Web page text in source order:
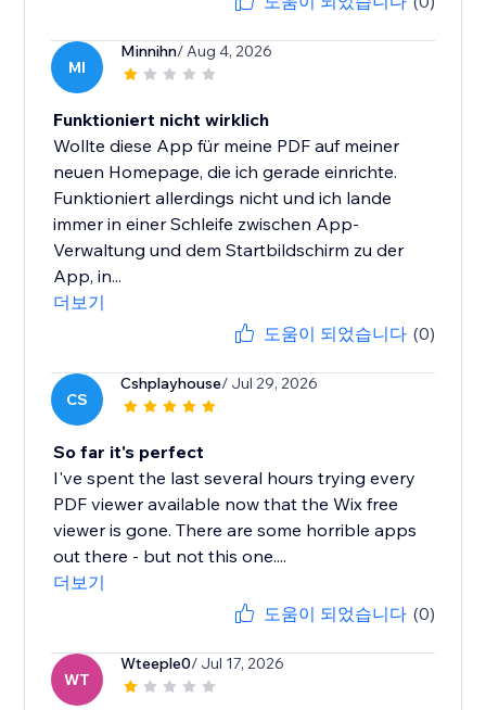
MI
Minnihn/ Aug 4, 2026
Funktioniert nicht wirklich
Wollte diese App für meine PDF auf meiner
neuen Homepage, die ich gerade einrichte.
Funktioniert allerdings nicht und ich lande
immer in einer Schleife zwischen App-
Verwaltung und dem Startbildschirm zu der
App, in...
더보기
도움이 되었습니다 (0)
CS
Cshplayhouse/ Jul 29, 2026
So far it's perfect
I've spent the last several hours trying every
PDF viewer available now that the Wix free
viewer is gone. There are some horrible apps
out there - but not this one....
더보기
도움이 되었습니다 (0)
WT
Wteeple0/ Jul 17, 2026